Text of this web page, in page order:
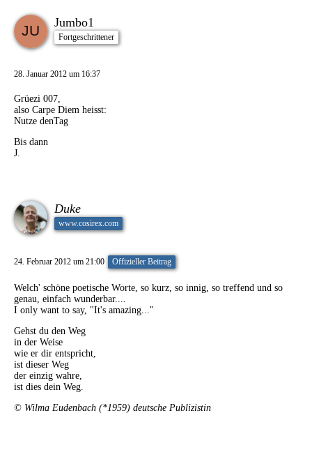
Jumbo1
Fortgeschrittener
28. Januar 2012 um 16:37
Grüezi 007,
also Carpe Diem heisst:
Nutze denTag
Bis dann
J.
Duke
www.cosirex.com
24. Februar 2012 um 21:00 Offizieller Beitrag
Welch' schöne poetische Worte, so kurz, so innig, so treffend und so
genau, einfach wunderbar....
I only want to say, "It's amazing..."
Gehst du den Weg
in der Weise
wie er dir entspricht,
ist dieser Weg
der einzig wahre,
ist dies dein Weg.
© Wilma Eudenbach (*1959) deutsche Publizistin